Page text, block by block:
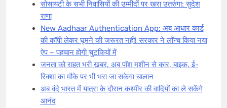
सोसायटी के सभी निवासियों की उम्मीदों पर खरा उतरुंगा: सुदेश
राणा
New Aadhaar Authentication App: अब आधार कार्ड
की कॉपी लेकर घूमने की जरूरत नहीं! सरकार ने लॉन्च किया नया
ऐप – पहचान होगी चुटकियों में
जनता को राहत भरी खबर, अब पाॅश मशीन से कार, बाइक, ई-
रिक्शा का मौके पर भी भरा जा सकेगा चालान
अब वंदे भारत में यात्रा के दौरान कश्मीर की वादियों का ले सकेंगे
आनंद